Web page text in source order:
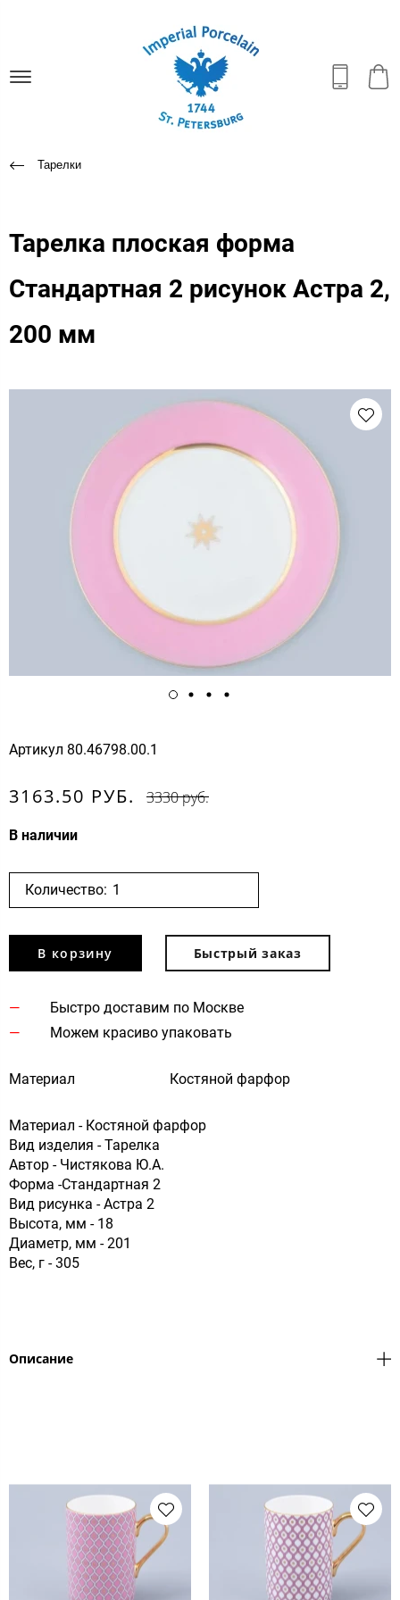
Тарелки
Тарелка плоская форма
Стандартная 2 рисунок Астра 2,
200 мм
Артикул 80.46798.00.1
3163.50 РУБ. 3330 руб.
В наличии
Количество:
В корзину Быстрый заказ
Быстро доставим по Москве
Можем красиво упаковать
Материал Костяной фарфор
Материал - Костяной фарфор
Вид изделия - Тарелка
Автор - Чистякова Ю.А.
Форма -Стандартная 2
Вид рисунка - Астра 2
Высота, мм - 18
Диаметр, мм - 201
Вес, г - 305
Описание